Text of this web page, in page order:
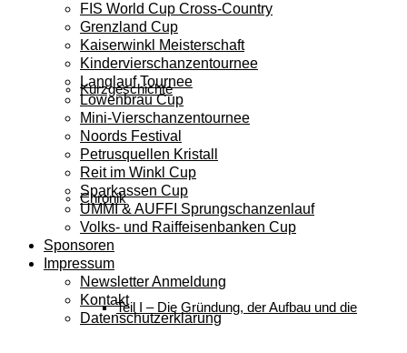
Kurzgeschichte
Chronik
Teil I – Die Gründung, der Aufbau und die
FIS World Cup Cross-Country
Grenzland Cup
Kaiserwinkl Meisterschaft
Kindervierschanzentournee
Langlauf Tournee
Löwenbräu Cup
Mini-Vierschanzentournee
Noords Festival
Petrusquellen Kristall
Reit im Winkl Cup
Sparkassen Cup
UMMI & AUFFI Sprungschanzenlauf
Volks- und Raiffeisenbanken Cup
Sponsoren
Impressum
Newsletter Anmeldung
Kontakt
Datenschutzerklärung